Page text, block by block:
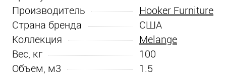
Производитель
Hooker Furniture
Страна бренда
США
Коллекция
Melange
Вес, кг
100
Объем, м3
1.5